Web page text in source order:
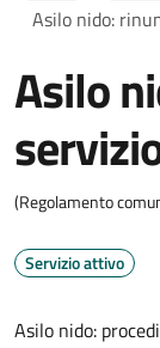
Asilo nido:
Asilo
(Regolamento
Servizio attivo
Asilo nido: